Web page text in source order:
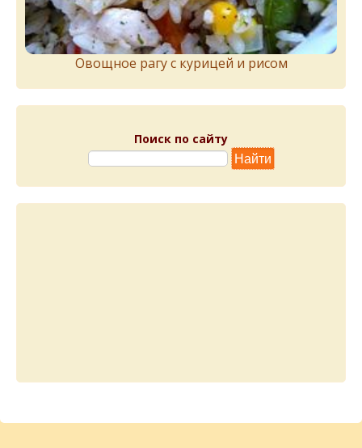
Овощное рагу с курицей и рисом
Поиск по сайту